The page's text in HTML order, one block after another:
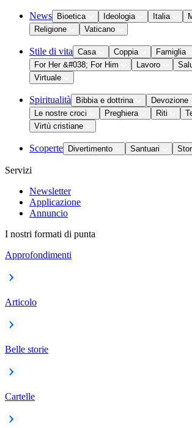
News Bioetica Ideologia Italia
Religione
Vaticano
Stile di vita Casa Coppia
Famiglia
For Her &#038; For Him
Lavoro
Virtuale
Spiritualità Bibbia e dottrina
Devozione
Le nostre croci
Preghiera Riti
Virtù cristiane
Scoperte Divertimento Santuari
Servizi
Newsletter
Applicazione
Annuncio
I nostri formati di punta
Approfondimenti
Articolo
Belle storie
Cartelle